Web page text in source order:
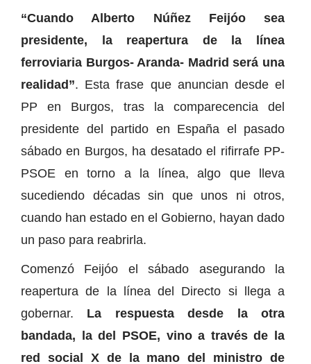
“Cuando Alberto Núñez Feijóo sea
presidente, la reapertura de la línea
ferroviaria Burgos- Aranda- Madrid será una
realidad”. Esta frase que anuncian desde el
PP en Burgos, tras la comparecencia del
presidente del partido en España el pasado
sábado en Burgos, ha desatado el rifirrafe PP-
PSOE en torno a la línea, algo que lleva
sucediendo décadas sin que unos ni otros,
cuando han estado en el Gobierno, hayan dado
un paso para reabrirla.
Comenzó Feijóo el sábado asegurando la
reapertura de la línea del Directo si llega a
gobernar. La respuesta desde la otra
bandada, la del PSOE, vino a través de la
red social X de la mano del ministro de